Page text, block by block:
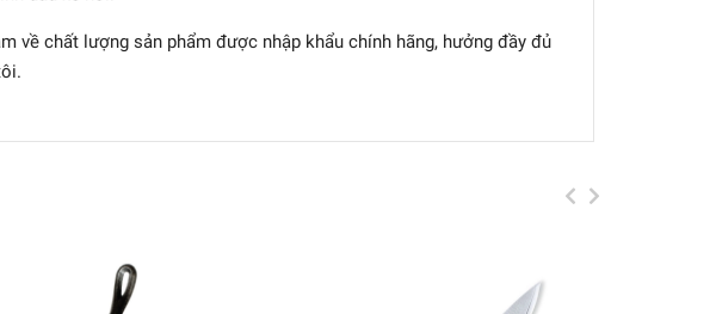
về chất lượng sản phẩm được nhập khẩu chính hãng, hưởng đầy đủ